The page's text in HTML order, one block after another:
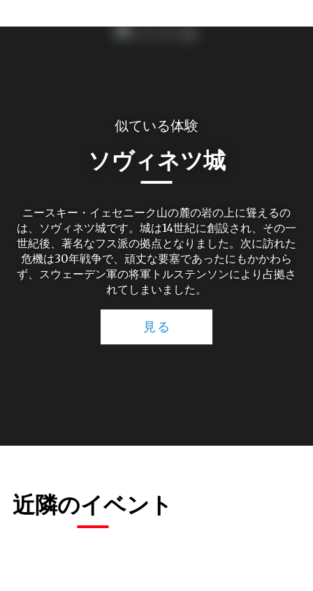
似ている体験
ソヴィネツ城
ニースキー・イェセニーク山の麓の岩の上に聳えるの
は、ソヴィネツ城です。城は14世紀に創設され、その一
世紀後、著名なフス派の拠点となりました。次に訪れた
危機は30年戦争で、頑丈な要塞であったにもかかわら
ず、スウェーデン軍の将軍トルステンソンにより占拠さ
れてしまいました。
見る
近隣のイベント